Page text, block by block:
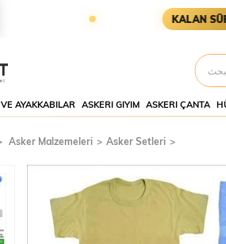
KALAN SÜRE
AYAKKABILAR ASKERI GIYIM ASKERI ÇANTA
Asker Malzemeleri Asker Setleri